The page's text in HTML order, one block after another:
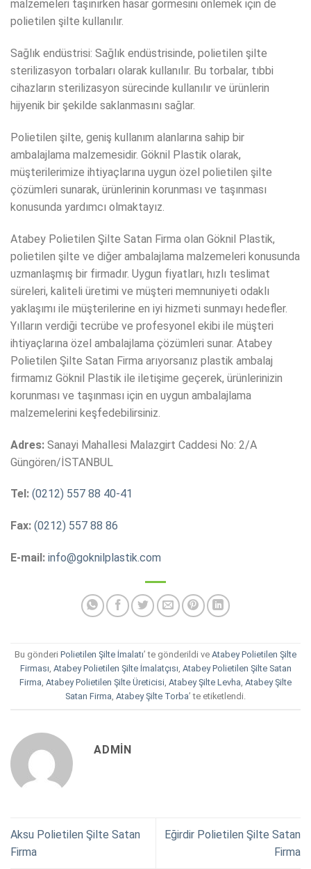
malzemeleri taşınırken hasar görmesini önlemek için de
polietilen şilte kullanılır.
Sağlık endüstrisi: Sağlık endüstrisinde, polietilen şilte
sterilizasyon torbaları olarak kullanılır. Bu torbalar, tıbbi
cihazların sterilizasyon sürecinde kullanılır ve ürünlerin
hijyenik bir şekilde saklanmasını sağlar.
Polietilen şilte, geniş kullanım alanlarına sahip bir
ambalajlama malzemesidir. Göknil Plastik olarak,
müşterilerimize ihtiyaçlarına uygun özel polietilen şilte
çözümleri sunarak, ürünlerinin korunması ve taşınması
konusunda yardımcı olmaktayız.
Atabey Polietilen Şilte Satan Firma olan Göknil Plastik,
polietilen şilte ve diğer ambalajlama malzemeleri konusunda
uzmanlaşmış bir firmadır. Uygun fiyatları, hızlı teslimat
süreleri, kaliteli üretimi ve müşteri memnuniyeti odaklı
yaklaşımı ile müşterilerine en iyi hizmeti sunmayı hedefler.
Yılların verdiği tecrübe ve profesyonel ekibi ile müşteri
ihtiyaçlarına özel ambalajlama çözümleri sunar. Atabey
Polietilen Şilte Satan Firma arıyorsanız plastik ambalaj
firmamız Göknil Plastik ile iletişime geçerek, ürünlerinizin
korunması ve taşınması için en uygun ambalajlama
malzemelerini keşfedebilirsiniz.
Adres: Sanayi Mahallesi Malazgirt Caddesi No: 2/A
Güngören/İSTANBUL
Tel: (0212) 557 88 40-41
Fax: (0212) 557 88 86
E-mail: info@goknilplastik.com
Bu gönderi Polietilen Şilte İmalatı’ te gönderildi ve Atabey Polietilen Şilte
Firması, Atabey Polietilen Şilte İmalatçısı, Atabey Polietilen Şilte Satan
Firma, Atabey Polietilen Şilte Üreticisi, Atabey Şilte Levha, Atabey Şilte
Satan Firma, Atabey Şilte Torba’ te etiketlendi.
ADMIN
Aksu Polietilen Şilte Satan
Firma
Eğirdir Polietilen Şilte Satan
Firma